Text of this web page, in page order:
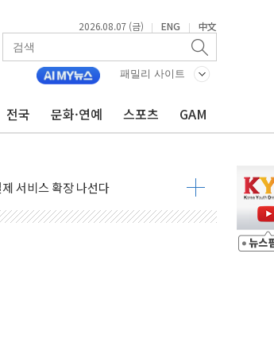
2026.08.07 (금) | ENG | 中文
패밀리 사이트
전국 문화·연예 스포츠 GAM
' 오프라인 판매 확대
홈위크' …최대 90% 할인
버와 대규모 프로모션
공격 임박…에너지·항만 표적"
휴믹 흡수합병 완료"
업 인수 계약
스 확대
형주 소폭 반등